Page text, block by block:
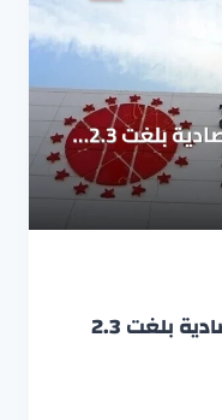
تركيا تكشف عن خسائر اقتصادية بلغت 2.3